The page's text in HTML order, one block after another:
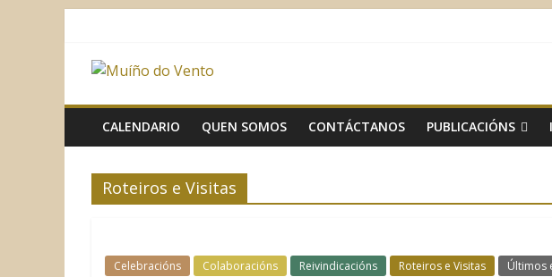
contenido
Muíño
do
Vento
CALENDARIO QUEN SOMOS CONTÁCTANOS PUBLICACIÓNS
Roteiros e Visitas
Celebracións Colaboracións Reivindicacións Roteiros e Visitas Últimos